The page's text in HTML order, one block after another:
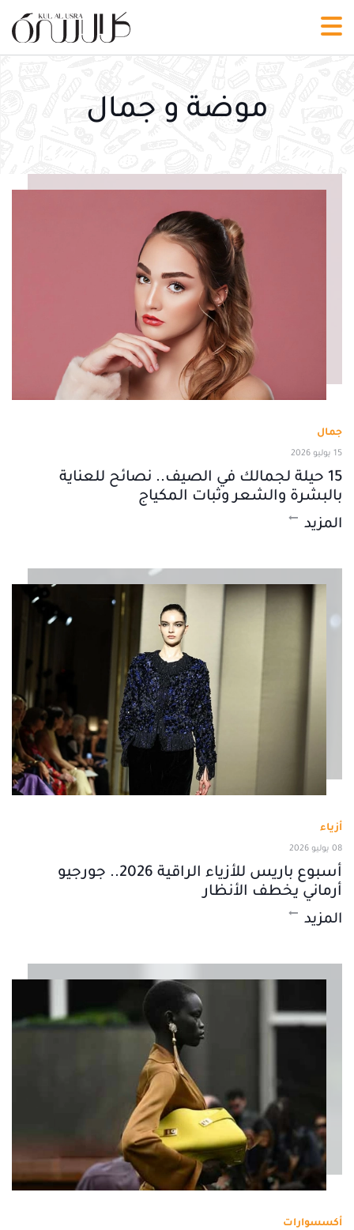
موضة و جمال
جمال
15 يوليو 2026
15 حيلة لجمالك في الصيف.. نصائح للعناية
بالبشرة والشعر وثبات المكياج
المزيد
أزياء
08 يوليو 2026
أسبوع باريس للأزياء الراقية 2026.. جورجيو
أرماني يخطف الأنظار
المزيد
أكسسوارات